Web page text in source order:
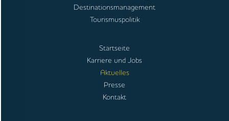
Destinationsmanagement
Tourismuspolitik
Startseite
Karriere und Jobs
Aktuelles
Presse
Kontakt